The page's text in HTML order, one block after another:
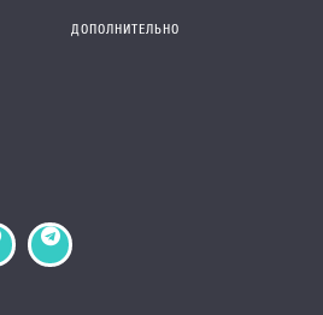
ДОПОЛНИТЕЛЬНО